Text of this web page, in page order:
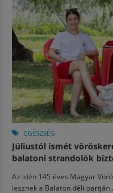
EGÉSZSÉG
Júliustól ismét
balatoni strandolók
Az idén 145 éves Magyar
lesznek a Balaton déli